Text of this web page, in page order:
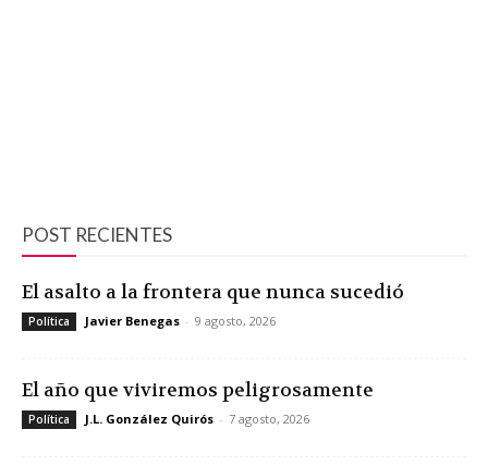
POST RECIENTES
El asalto a la frontera que nunca sucedió
Política Javier Benegas - 9 agosto, 2026
El año que viviremos peligrosamente
Política J.L. González Quirós - 7 agosto, 2026